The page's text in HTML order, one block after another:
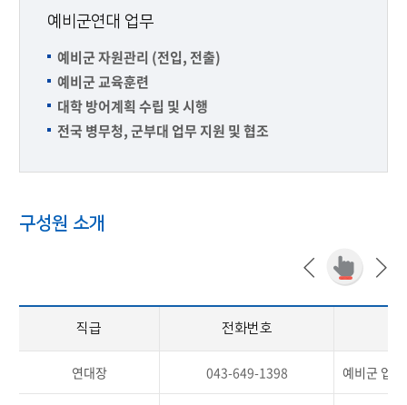
예비군연대 업무
예비군 자원관리 (전입, 전출)
예비군 교육훈련
대학 방어계획 수립 및 시행
전국 병무청, 군부대 업무 지원 및 협조
구성원 소개
직급 전화번호
연대장 043-649-1398 예비군 업